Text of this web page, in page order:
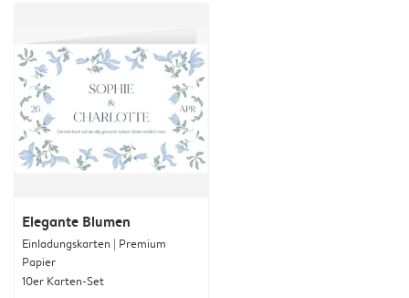
Elegante Blumen
Einladungskarten | Premium
Papier
10er Karten-Set